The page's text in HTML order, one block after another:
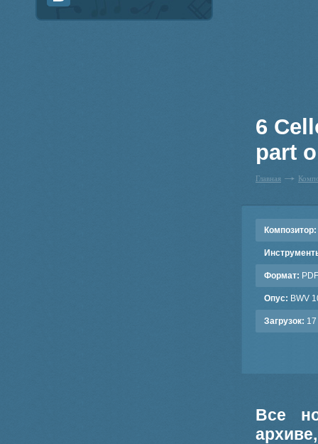
6
part
Главная
Композитор:
Формат: PDF
Опус: BWV
Загрузок: 17
Все